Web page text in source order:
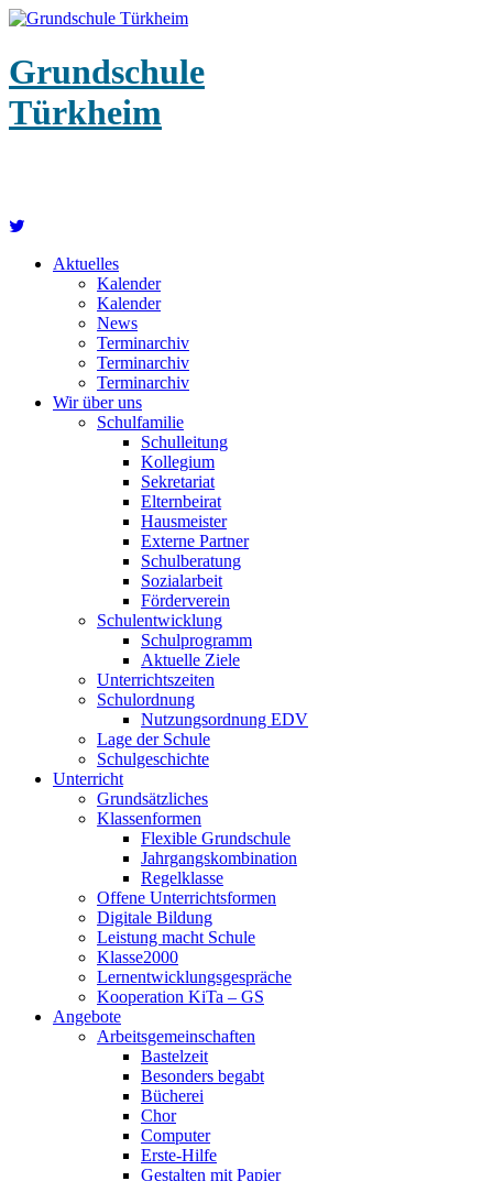
Grundschule
Türkheim
Aktuelles
Kalender
Kalender
News
Terminarchiv
Terminarchiv
Terminarchiv
Wir über uns
Schulfamilie
Schulleitung
Kollegium
Sekretariat
Elternbeirat
Hausmeister
Externe Partner
Schulberatung
Sozialarbeit
Förderverein
Schulentwicklung
Schulprogramm
Aktuelle Ziele
Unterrichtszeiten
Schulordnung
Nutzungsordnung EDV
Lage der Schule
Schulgeschichte
Unterricht
Grundsätzliches
Klassenformen
Flexible Grundschule
Jahrgangskombination
Regelklasse
Offene Unterrichtsformen
Digitale Bildung
Leistung macht Schule
Klasse2000
Lernentwicklungsgespräche
Kooperation KiTa – GS
Angebote
Arbeitsgemeinschaften
Bastelzeit
Besonders begabt
Bücherei
Chor
Computer
Erste-Hilfe
Gestalten mit Papier